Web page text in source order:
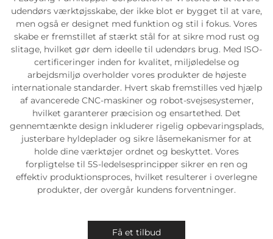
udendørs værktøjsskabe, der ikke blot er bygget til at vare,
men også er designet med funktion og stil i fokus. Vores
skabe er fremstillet af stærkt stål for at sikre mod rust og
slitage, hvilket gør dem ideelle til udendørs brug. Med ISO-
certificeringer inden for kvalitet, miljøledelse og
arbejdsmiljø overholder vores produkter de højeste
internationale standarder. Hvert skab fremstilles ved hjælp
af avancerede CNC-maskiner og robot-svejsesystemer,
hvilket garanterer præcision og ensartethed. Det
gennemtænkte design inkluderer rigelig opbevaringsplads,
justerbare hyldeplader og sikre låsemekanismer for at
holde dine værktøjer ordnet og beskyttet. Vores
forpligtelse til 5S-ledelsesprincipper sikrer en ren og
effektiv produktionsproces, hvilket resulterer i overlegne
produkter, der overgår kundens forventninger.
Få et tilbud